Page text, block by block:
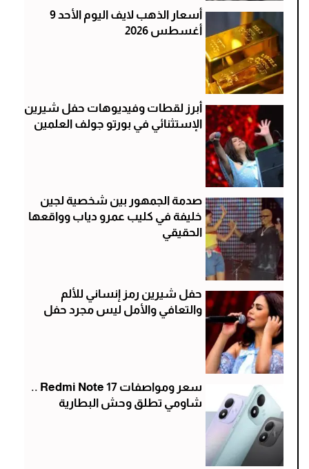
أسعار الذهب لايف اليوم الأحد 9
أغسطس 2026
أبرز لقطات وفيديوهات حفل شيرين
الإستثنائي في بورتو جولف العلمين
صدمة الجمهور بين شخصية لجين
خليفة في كليب عمرو دياب وواقعها
الحقيقي
حفل شيرين رمز إنساني للألم
والتعافي والأمل ليس مجرد حفل
سعر ومواصفات Redmi Note 17 ..
شاومي تطلق وحش البطارية